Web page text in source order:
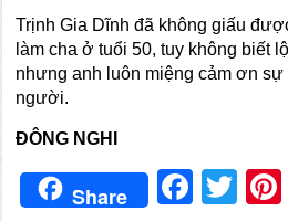
Trịnh Gia Dĩnh đã không giấu
làm cha ở tuổi 50, tuy không biết
nhưng anh luôn miệng cảm ơn sự
người.
ĐÔNG NGHI
Share